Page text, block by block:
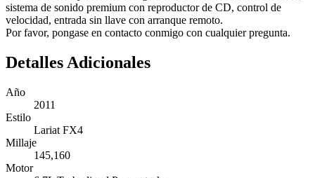
sistema de sonido premium con reproductor de CD, control de
velocidad, entrada sin llave con arranque remoto.
Por favor, pongase en contacto conmigo con cualquier pregunta.
Detalles Adicionales
Año
2011
Estilo
Lariat FX4
Millaje
145,160
Motor